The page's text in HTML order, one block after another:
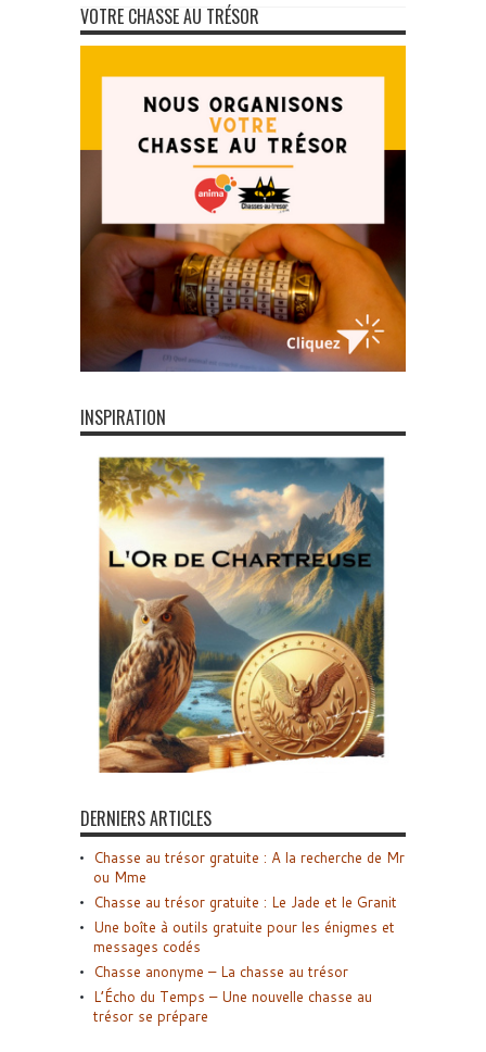
VOTRE CHASSE AU TRÉSOR
INSPIRATION
DERNIERS ARTICLES
Chasse au trésor gratuite : A la recherche de Mr
ou Mme
Chasse au trésor gratuite : Le Jade et le Granit
Une boîte à outils gratuite pour les énigmes et
messages codés
Chasse anonyme – La chasse au trésor
L’Écho du Temps – Une nouvelle chasse au
trésor se prépare